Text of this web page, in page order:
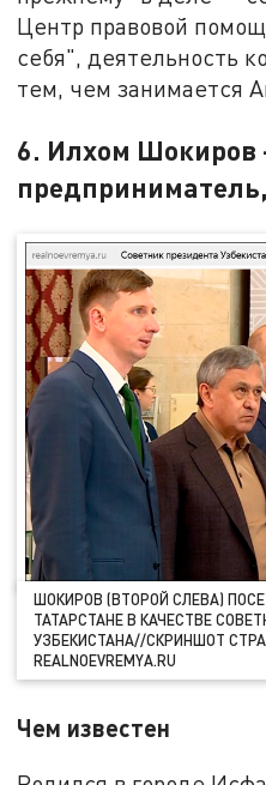
Центр правовой
себя", деятельность
тем, чем занимается
6. Илхом Шокиров
ШОКИРОВ (ВТОРОЙ СЛЕВА)
ТАТАРСТАНЕ В КАЧЕСТВЕ
УЗБЕКИСТАНА//СКРИНШОТ
REALNOEVREMYA.RU
Чем известен